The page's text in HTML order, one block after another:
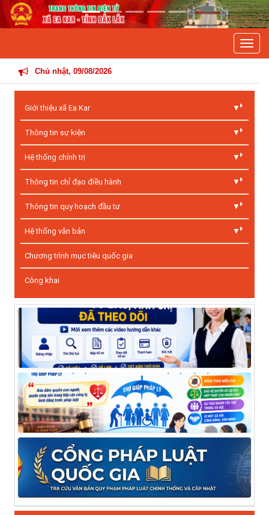
Chủ nhật, 09/08/2026
Giới thiệu xã Ea Kar
Thông tin sự kiện
Hệ thống chính trị
Thông tin chỉ đạo điều hành
Thông tin quy hoạch đầu tư
Hệ thống văn bản
Chương trình mục tiêu quốc gia
Công khai